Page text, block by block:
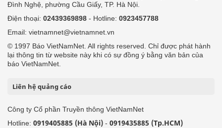
Đình Nghệ, phường Cầu Giấy, TP. Hà Nội.
Điện thoại: 02439369898 - Hotline: 0923457788
Email: vietnamnet@vietnamnet.vn
© 1997 Báo VietNamNet. All rights reserved. Chỉ được phát hành
lại thông tin từ website này khi có sự đồng ý bằng văn bản của
báo VietNamNet.
Liên hệ quảng cáo
Công ty Cổ phần Truyền thông VietNamNet
Hotline: 0919405885 (Hà Nội) - 0919435885 (Tp.HCM)